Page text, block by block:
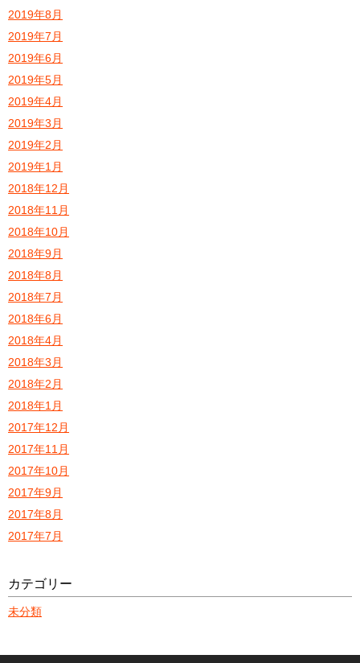
2019年8月
2019年7月
2019年6月
2019年5月
2019年4月
2019年3月
2019年2月
2019年1月
2018年12月
2018年11月
2018年10月
2018年9月
2018年8月
2018年7月
2018年6月
2018年4月
2018年3月
2018年2月
2018年1月
2017年12月
2017年11月
2017年10月
2017年9月
2017年8月
2017年7月
カテゴリー
未分類